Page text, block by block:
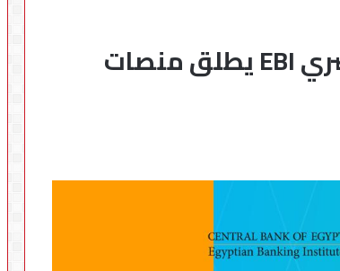
لأول مرة : المعهد المصرفي المصري EBI يطلق منصات